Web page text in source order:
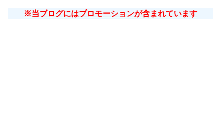
※当ブログにはプロモーションが含まれています